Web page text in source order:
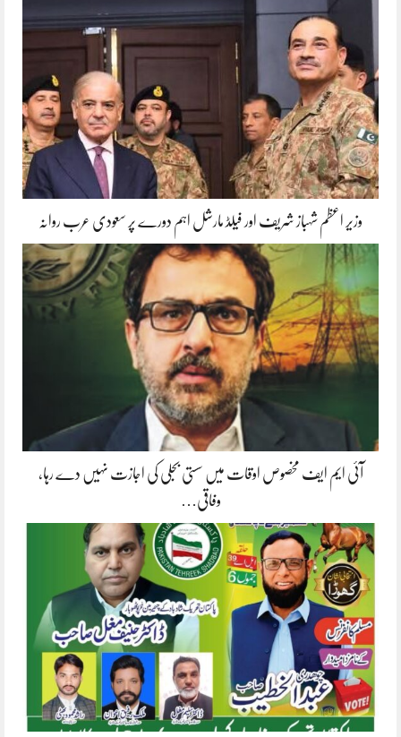
وزیر اعظم شہباز شریف اور فیلڈ مارشل اہم دورے پر سعودی عرب روانہ
آئی ایم ایف مخصوص اوقات میں سستی بجلی کی اجازت نہیں دے رہا،
وفاقی…